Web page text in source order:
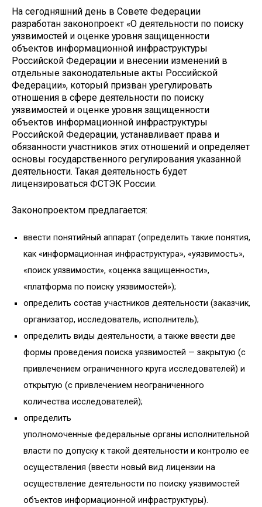
На сегодняшний день в Совете Федерации
разработан законопроект «О деятельности по поиску
уязвимостей и оценке уровня защищенности
объектов информационной инфраструктуры
Российской Федерации и внесении изменений в
отдельные законодательные акты Российской
Федерации», который призван урегулировать
отношения в сфере деятельности по поиску
уязвимостей и оценке уровня защищенности
объектов информационной инфраструктуры
Российской Федерации, устанавливает права и
обязанности участников этих отношений и определяет
основы государственного регулирования указанной
деятельности. Такая деятельность будет
лицензироваться ФСТЭК России.
Законопроектом предлагается:
ввести понятийный аппарат (определить такие понятия,
как «информационная инфраструктура», «уязвимость»,
«поиск уязвимости», «оценка защищенности»,
«платформа по поиску уязвимостей»);
определить состав участников деятельности (заказчик,
организатор, исследователь, исполнитель);
определить виды деятельности, а также ввести две
формы проведения поиска уязвимостей — закрытую (с
привлечением ограниченного круга исследователей) и
открытую (с привлечением неограниченного
количества исследователей);
определить
уполномоченные федеральные органы исполнительной
власти по допуску к такой деятельности и контролю ее
осуществления (ввести новый вид лицензии на
осуществление деятельности по поиску уязвимостей
объектов информационной инфраструктуры).